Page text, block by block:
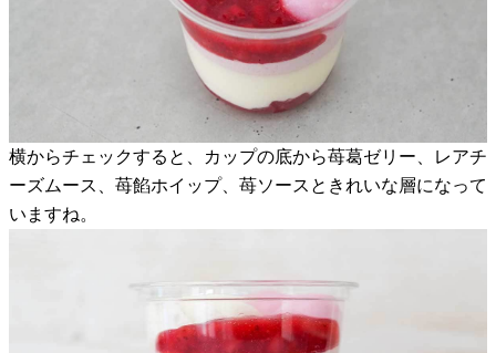
横からチェックすると、カップの底から苺葛ゼリー、レアチ
ーズムース、苺餡ホイップ、苺ソースときれいな層になって
いますね。